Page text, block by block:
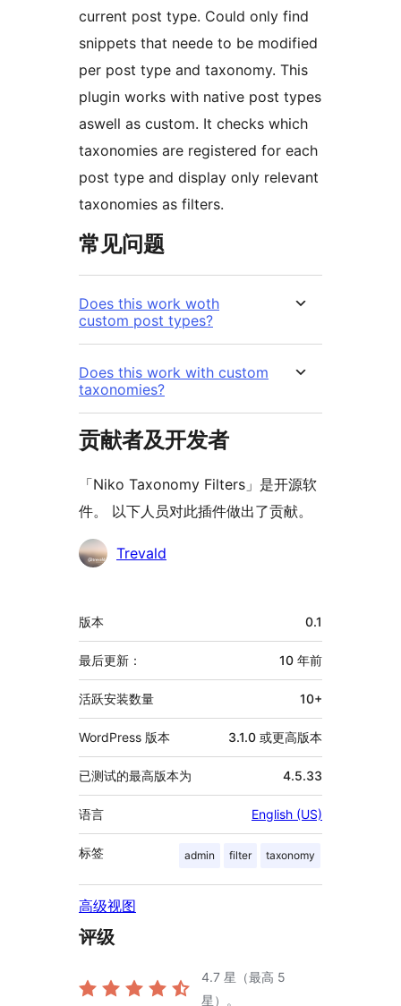
current post type. Could only find
snippets that neede to be modified
per post type and taxonomy. This
plugin works with native post types
aswell as custom. It checks which
taxonomies are registered for each
post type and display only relevant
taxonomies as filters.
常见问题
Does this work woth
custom post types?
Does this work with custom
taxonomies?
贡献者及开发者
「Niko Taxonomy Filters」是开源软
件。 以下人员对此插件做出了贡献。
贡
Trevald
额
外
信
息
版本 0.1
最后更新： 10 年前
活跃安装数量 10+
WordPress 版本 3.1.0 或更高版本
已测试的最高版本为 4.5.33
语言 English (US)
标签 admin filter taxonomy
高级视图
评级
4.7 星（最高 5
星）。